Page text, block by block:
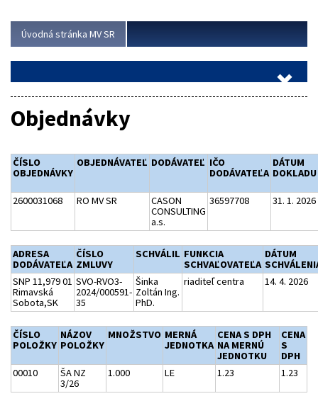
Úvodná stránka MV SR
Objednávky
ČÍSLO
OBJEDNÁVKY
OBJEDNÁVATEĽ DODÁVATEĽ IČO
DODÁVATEĽA
DÁTUM
DOKLADU
2600031068 RO MV SR
CASON
CONSULTING
a.s.
36597708 31. 1. 2026
ADRESA
DODÁVATEĽA
ČÍSLO
ZMLUVY
SCHVÁLIL FUNKCIA
SCHVAĽOVATEĽA
DÁTUM
SNP 11,979 01
Rimavská
Sobota,SK
SVO-RVO3-
2024/000591-
35
Šinka
Zoltán Ing.
PhD.
riaditeľ centra 14. 4. 2026
ČÍSLO
POLOŽKY
NÁZOV
POLOŽKY
MNOŽSTVO MERNÁ
JEDNOTKA
CENA S DPH
NA MERNÚ
JEDNOTKU
CENA
S
DPH
00010
ŠA NZ
3/26
1.000 LE 1.23 1.23